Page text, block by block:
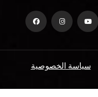
سياسة الخصوصية